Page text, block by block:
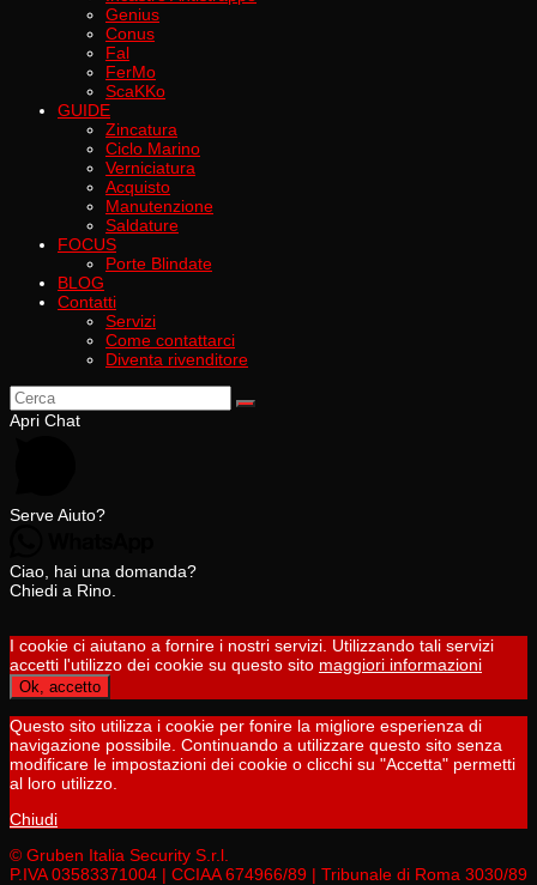
Genius
Conus
Fal
FerMo
ScaKKo
GUIDE
Zincatura
Ciclo Marino
Verniciatura
Acquisto
Manutenzione
Saldature
FOCUS
Porte Blindate
BLOG
Contatti
Servizi
Come contattarci
Diventa rivenditore
Apri Chat
Serve Aiuto?
Ciao, hai una domanda?
Chiedi a Rino.
I cookie ci aiutano a fornire i nostri servizi. Utilizzando tali servizi
accetti l'utilizzo dei cookie su questo sito maggiori informazioni
Ok, accetto
Questo sito utilizza i cookie per fonire la migliore esperienza di
navigazione possibile. Continuando a utilizzare questo sito senza
modificare le impostazioni dei cookie o clicchi su "Accetta" permetti
al loro utilizzo.
Chiudi
© Gruben Italia Security S.r.l.
P.IVA 03583371004 | CCIAA 674966/89 | Tribunale di Roma 3030/89